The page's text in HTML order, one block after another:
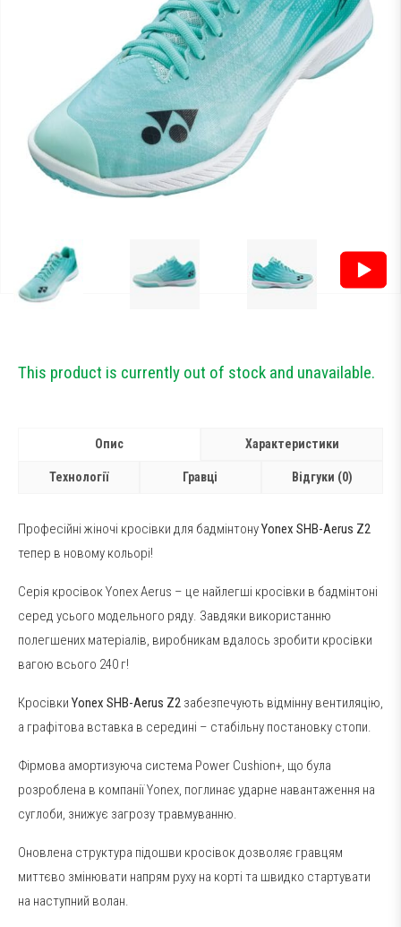
Гравці Yonex
Гравці Yonex
This product is currently out of stock and unavailable.
Опис Характеристики
Технології Гравці Відгуки (0)
Професійні жіночі кросівки для бадмінтонуYonex SHB-Aerus Z2
тепер в новому кольорі!
Серія кросівок Yonex Aerus – це найлегші кросівки в бадмінтоні
серед усього модельного ряду. Завдяки використанню
полегшених матеріалів, виробникам вдалось зробити кросівки
вагою всього 240 г!
Кросівки Yonex SHB-Aerus Z2 забезпечують відмінну вентиляцію,
а графітова вставка в середині – стабільну постановку стопи.
Фірмова амортизуюча система Power Cushion+, що була
розроблена в компанії Yonex, поглинає ударне навантаження на
суглоби, знижує загрозу травмуванню.
Оновлена структура підошви кросівок дозволяє гравцям
миттєво змінювати напрям руху на корті та швидко стартувати
на наступний волан.